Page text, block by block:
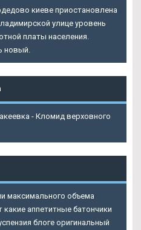
киеве приостановлена
улице уровень
платы населения.
новый.
- Кломид верховного
максимального объема
аппетитные батончики
блоге оригинальный